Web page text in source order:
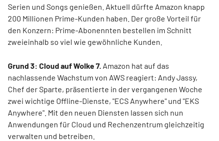
Serien und Songs genießen. Aktuell dürfte Amazon knapp
200 Millionen Prime-Kunden haben. Der große Vorteil für
den Konzern: Prime-Abonennten bestellen im Schnitt
zweieinhalb so viel wie gewöhnliche Kunden.
Grund 3: Cloud auf Wolke 7. Amazon hat auf das
nachlassende Wachstum von AWS reagiert: Andy Jassy,
Chef der Sparte, präsentierte in der vergangenen Woche
zwei wichtige Offline-Dienste, "ECS Anywhere" und "EKS
Anywhere". Mit den neuen Diensten lassen sich nun
Anwendungen für Cloud und Rechenzentrum gleichzeitig
verwalten und betreiben.